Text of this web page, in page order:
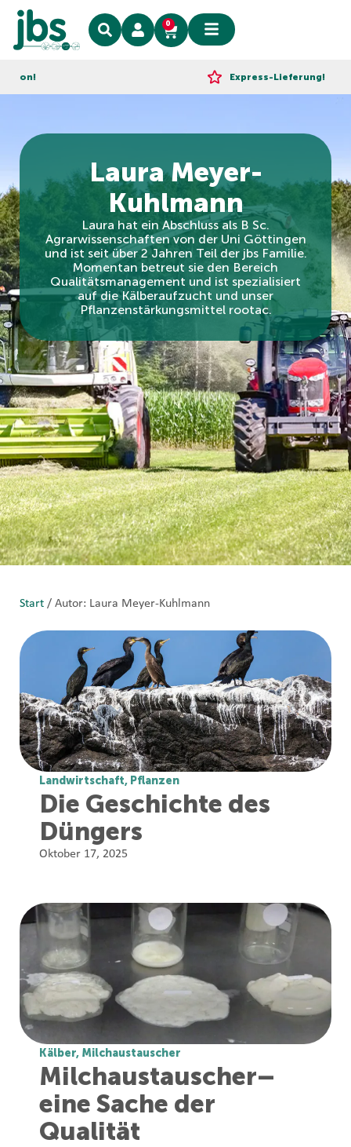
0
Express-Lieferung!
Laura Meyer-
Kuhlmann
Laura hat ein Abschluss als B Sc.
Agrarwissenschaften von der Uni Göttingen
und ist seit über 2 Jahren Teil der jbs Familie.
Momentan betreut sie den Bereich
Qualitätsmanagement und ist spezialisiert
auf die Kälberaufzucht und unser
Pflanzenstärkungsmittel rootac.
Start / Autor: Laura Meyer-Kuhlmann
Landwirtschaft, Pflanzen
Die Geschichte des
Düngers
Oktober 17, 2025
Kälber, Milchaustauscher
Milchaustauscher–
eine Sache der
Qualität